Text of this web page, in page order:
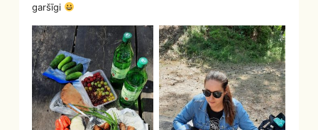
garšīgi